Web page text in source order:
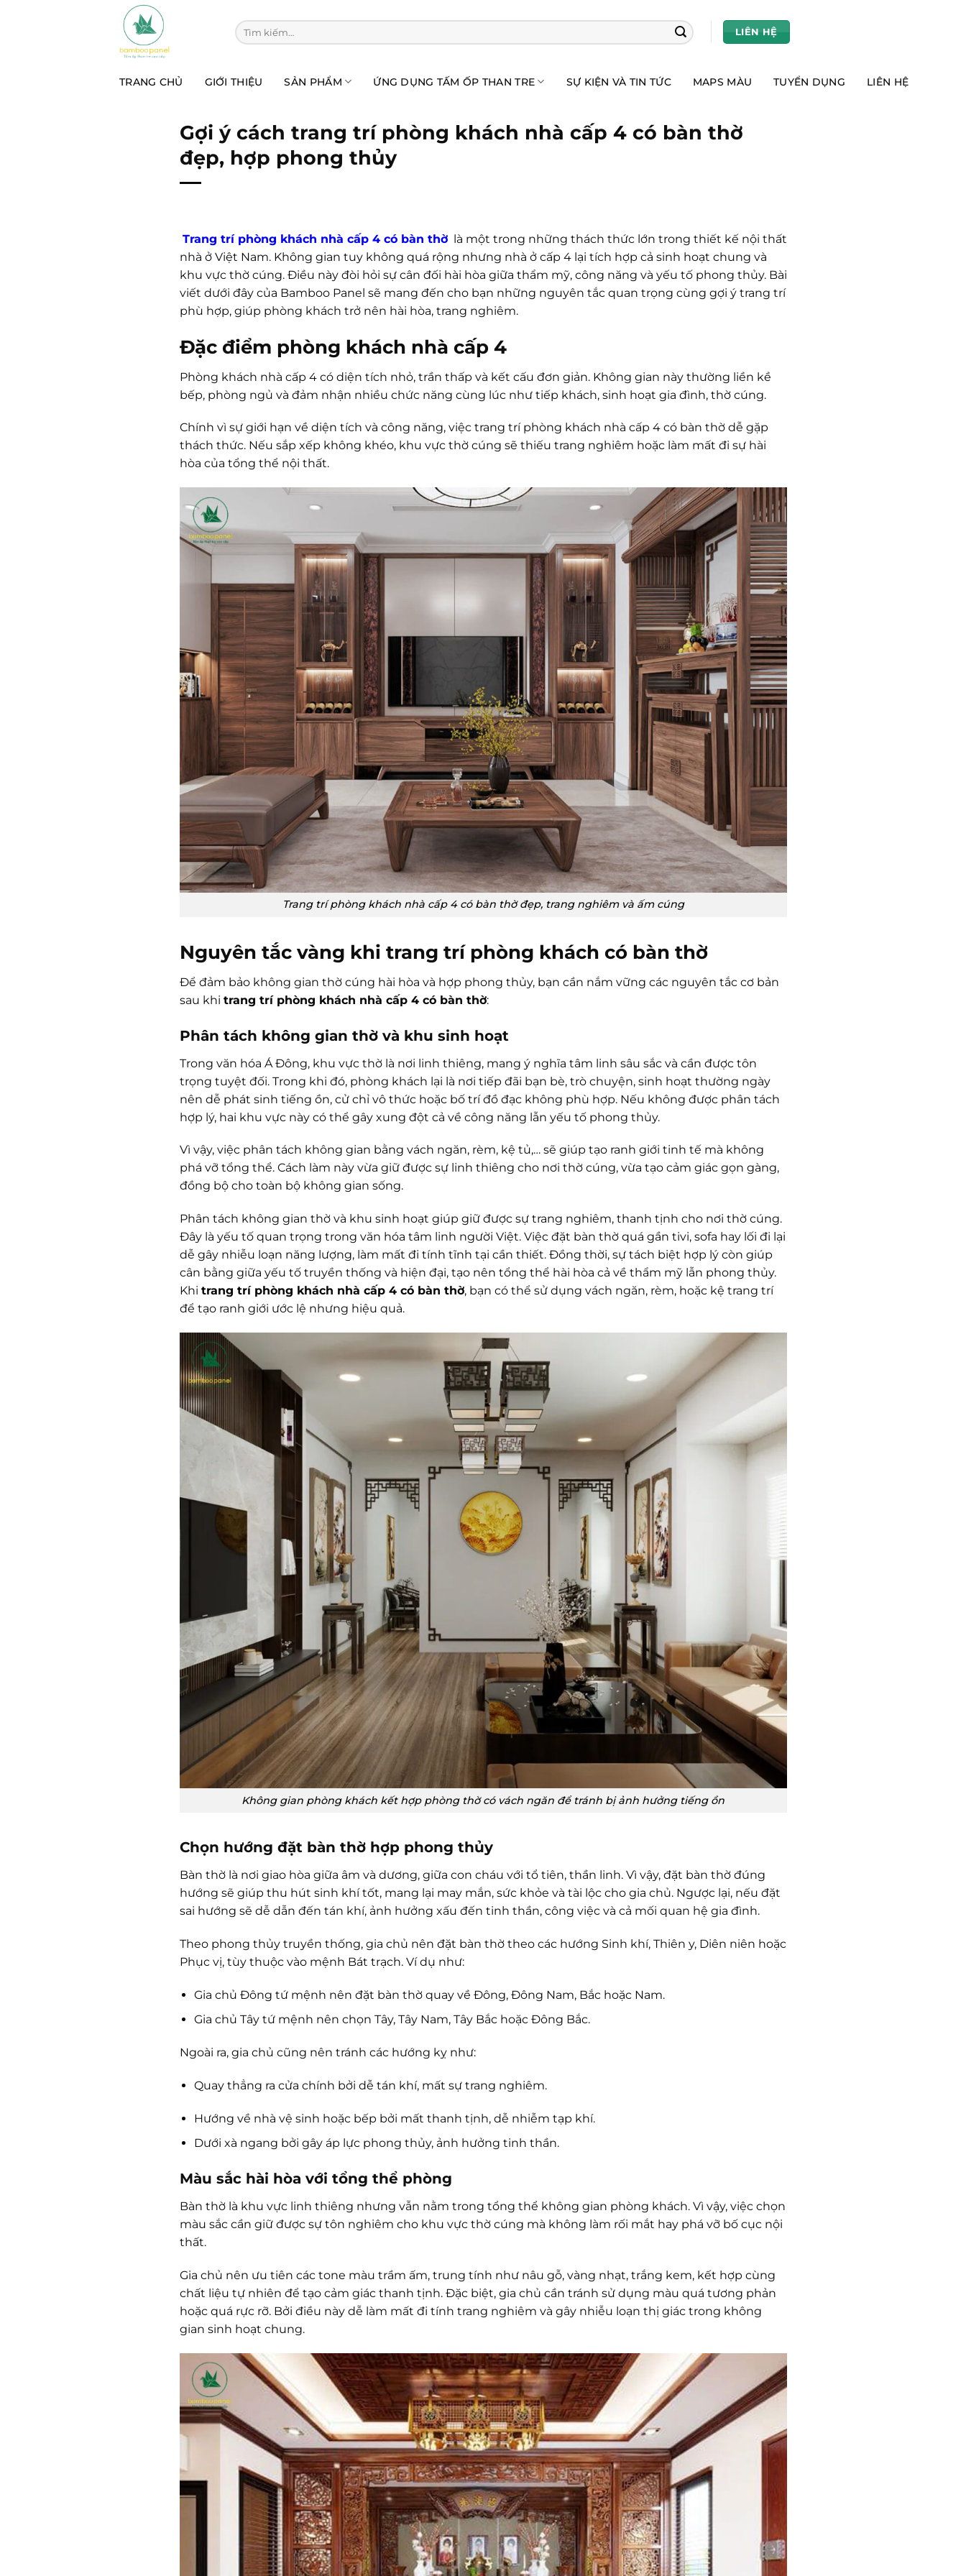
Tìm kiếm: LIÊN HỆ
TRANG CHỦ GIỚI THIỆU SẢN PHẨM ỨNG DỤNG TẤM ỐP THAN TRE SỰ KIỆN VÀ TIN TỨC MAPS MÀU TUYỂN DỤNG LIÊN HỆ
Gợi ý cách trang trí phòng khách nhà cấp 4 có bàn thờ
đẹp, hợp phong thủy
Trang trí phòng khách nhà cấp 4 có bàn thờ là một trong những thách thức lớn trong thiết kế nội thất
nhà ở Việt Nam. Không gian tuy không quá rộng nhưng nhà ở cấp 4 lại tích hợp cả sinh hoạt chung và
khu vực thờ cúng. Điều này đòi hỏi sự cân đối hài hòa giữa thẩm mỹ, công năng và yếu tố phong thủy. Bài
viết dưới đây của Bamboo Panel sẽ mang đến cho bạn những nguyên tắc quan trọng cùng gợi ý trang trí
phù hợp, giúp phòng khách trở nên hài hòa, trang nghiêm.
Đặc điểm phòng khách nhà cấp 4
Phòng khách nhà cấp 4 có diện tích nhỏ, trần thấp và kết cấu đơn giản. Không gian này thường liền kề
bếp, phòng ngủ và đảm nhận nhiều chức năng cùng lúc như tiếp khách, sinh hoạt gia đình, thờ cúng.
Chính vì sự giới hạn về diện tích và công năng, việc trang trí phòng khách nhà cấp 4 có bàn thờ dễ gặp
thách thức. Nếu sắp xếp không khéo, khu vực thờ cúng sẽ thiếu trang nghiêm hoặc làm mất đi sự hài
hòa của tổng thể nội thất.
Trang trí phòng khách nhà cấp 4 có bàn thờ đẹp, trang nghiêm và ấm cúng
Nguyên tắc vàng khi trang trí phòng khách có bàn thờ
Để đảm bảo không gian thờ cúng hài hòa và hợp phong thủy, bạn cần nắm vững các nguyên tắc cơ bản
sau khi trang trí phòng khách nhà cấp 4 có bàn thờ:
Phân tách không gian thờ và khu sinh hoạt
Trong văn hóa Á Đông, khu vực thờ là nơi linh thiêng, mang ý nghĩa tâm linh sâu sắc và cần được tôn
trọng tuyệt đối. Trong khi đó, phòng khách lại là nơi tiếp đãi bạn bè, trò chuyện, sinh hoạt thường ngày
nên dễ phát sinh tiếng ồn, cử chỉ vô thức hoặc bố trí đồ đạc không phù hợp. Nếu không được phân tách
hợp lý, hai khu vực này có thể gây xung đột cả về công năng lẫn yếu tố phong thủy.
Vì vậy, việc phân tách không gian bằng vách ngăn, rèm, kệ tủ,… sẽ giúp tạo ranh giới tinh tế mà không
phá vỡ tổng thể. Cách làm này vừa giữ được sự linh thiêng cho nơi thờ cúng, vừa tạo cảm giác gọn gàng,
đồng bộ cho toàn bộ không gian sống.
Phân tách không gian thờ và khu sinh hoạt giúp giữ được sự trang nghiêm, thanh tịnh cho nơi thờ cúng.
Đây là yếu tố quan trọng trong văn hóa tâm linh người Việt. Việc đặt bàn thờ quá gần tivi, sofa hay lối đi lại
dễ gây nhiễu loạn năng lượng, làm mất đi tính tĩnh tại cần thiết. Đồng thời, sự tách biệt hợp lý còn giúp
cân bằng giữa yếu tố truyền thống và hiện đại, tạo nên tổng thể hài hòa cả về thẩm mỹ lẫn phong thủy.
Khi trang trí phòng khách nhà cấp 4 có bàn thờ, bạn có thể sử dụng vách ngăn, rèm, hoặc kệ trang trí
để tạo ranh giới ước lệ nhưng hiệu quả.
Không gian phòng khách kết hợp phòng thờ có vách ngăn để tránh bị ảnh hưởng tiếng ồn
Chọn hướng đặt bàn thờ hợp phong thủy
Bàn thờ là nơi giao hòa giữa âm và dương, giữa con cháu với tổ tiên, thần linh. Vì vậy, đặt bàn thờ đúng
hướng sẽ giúp thu hút sinh khí tốt, mang lại may mắn, sức khỏe và tài lộc cho gia chủ. Ngược lại, nếu đặt
sai hướng sẽ dễ dẫn đến tán khí, ảnh hưởng xấu đến tinh thần, công việc và cả mối quan hệ gia đình.
Theo phong thủy truyền thống, gia chủ nên đặt bàn thờ theo các hướng Sinh khí, Thiên y, Diên niên hoặc
Phục vị, tùy thuộc vào mệnh Bát trạch. Ví dụ như:
Gia chủ Đông tứ mệnh nên đặt bàn thờ quay về Đông, Đông Nam, Bắc hoặc Nam.
Gia chủ Tây tứ mệnh nên chọn Tây, Tây Nam, Tây Bắc hoặc Đông Bắc.
Ngoài ra, gia chủ cũng nên tránh các hướng kỵ như:
Quay thẳng ra cửa chính bởi dễ tán khí, mất sự trang nghiêm.
Hướng về nhà vệ sinh hoặc bếp bởi mất thanh tịnh, dễ nhiễm tạp khí.
Dưới xà ngang bởi gây áp lực phong thủy, ảnh hưởng tinh thần.
Màu sắc hài hòa với tổng thể phòng
Bàn thờ là khu vực linh thiêng nhưng vẫn nằm trong tổng thể không gian phòng khách. Vì vậy, việc chọn
màu sắc cần giữ được sự tôn nghiêm cho khu vực thờ cúng mà không làm rối mắt hay phá vỡ bố cục nội
thất.
Gia chủ nên ưu tiên các tone màu trầm ấm, trung tính như nâu gỗ, vàng nhạt, trắng kem, kết hợp cùng
chất liệu tự nhiên để tạo cảm giác thanh tịnh. Đặc biệt, gia chủ cần tránh sử dụng màu quá tương phản
hoặc quá rực rỡ. Bởi điều này dễ làm mất đi tính trang nghiêm và gây nhiễu loạn thị giác trong không
gian sinh hoạt chung.